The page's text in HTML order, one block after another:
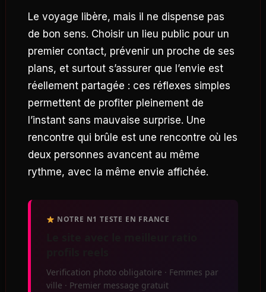
Le voyage libère, mais il ne dispense pas
de bon sens. Choisir un lieu public pour un
premier contact, prévenir un proche de ses
plans, et surtout s’assurer que l’envie est
réellement partagée : ces réflexes simples
permettent de profiter pleinement de
l’instant sans mauvaise surprise. Une
rencontre qui brûle est une rencontre où les
deux personnes avancent au même
rythme, avec la même envie affichée.
NOTRE N1 TESTE EN FRANCE
Verification photo obligatoire · Femmes par
ville · Premier message gratuit